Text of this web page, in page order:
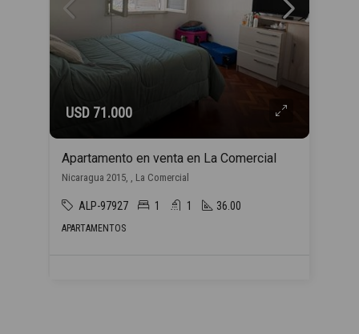
USD 71.000
Apartamento en venta en La Comercial
Nicaragua 2015, , La Comercial
ALP-97927 1 1 36.00
APARTAMENTOS